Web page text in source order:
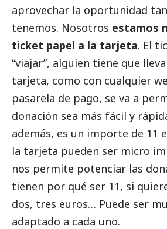
aprovechar la oportunidad
tenemos. Nosotros estamos
ticket papel a la tarjeta. El
“viajar”, alguien tiene que
tarjeta, como con cualquier
pasarela de pago, se va a
donación sea más fácil y
además, es un importe de 11
la tarjeta pueden ser micro
nos permite potenciar las
tienen por qué ser 11, si
dos, tres euros… Puede ser
adaptado a cada uno.